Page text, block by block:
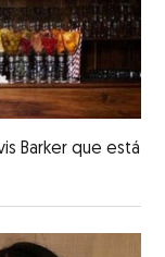
Barker que está